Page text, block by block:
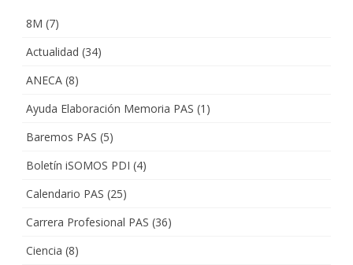
8M (7)
Actualidad (34)
ANECA (8)
Ayuda Elaboración Memoria PAS (1)
Baremos PAS (5)
Boletín iSOMOS PDI (4)
Calendario PAS (25)
Carrera Profesional PAS (36)
Ciencia (8)